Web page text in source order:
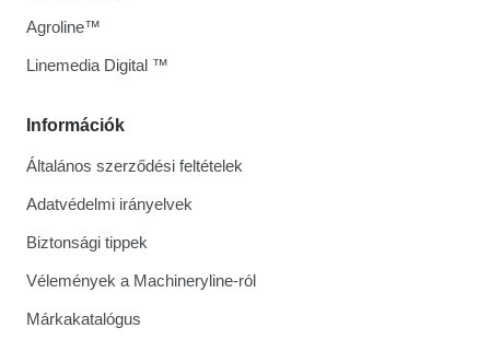
Információk
Általános szerződési feltételek
Adatvédelmi irányelvek
Biztonsági tippek
Vélemények a Machineryline-ról
Márkakatalógus
Agroline™
Linemedia Digital ™